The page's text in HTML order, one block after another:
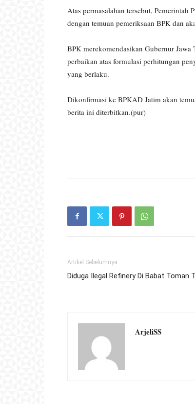
Atas permasalahan tersebut,
dengan temuan pemeriksaan BPK dan
BPK merekomendasikan Gubernur
perbaikan atas formulasi perhitungan
yang berlaku.
Dikonfirmasi ke BPKAD Jatim akan
berita ini diterbitkan.(pur)
Artikel Sebelumnya
Diduga Ilegal Refinery Di Babat Toman
ArjeliSS